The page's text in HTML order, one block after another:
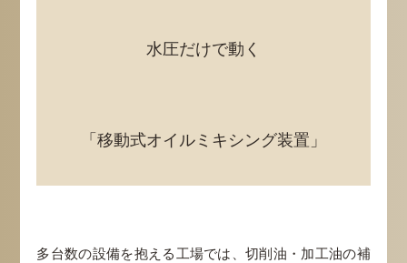
水圧だけで動く
「移動式オイルミキシング装置」
多台数の設備を抱える工場では、切削油・加工油の補